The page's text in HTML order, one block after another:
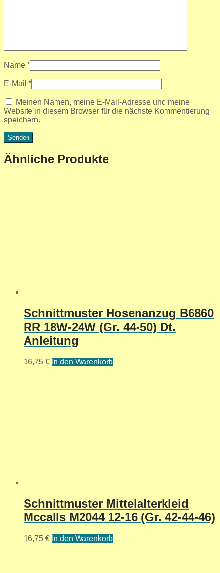
Name *
E-Mail *
Meinen Namen, meine E-Mail-Adresse und meine
Website in diesem Browser für die nächste Kommentierung
speichern.
Ähnliche Produkte
Schnittmuster Hosenanzug B6860
RR 18W-24W (Gr. 44-50) Dt.
Anleitung
16,75 € In den Warenkorb
Schnittmuster Mittelalterkleid
Mccalls M2044 12-16 (Gr. 42-44-46)
16,75 € In den Warenkorb